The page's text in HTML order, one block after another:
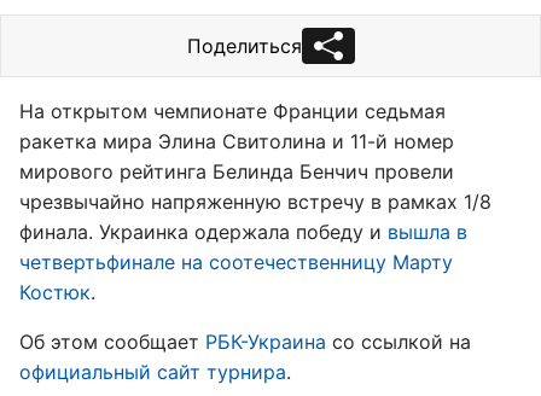
Поделиться
На открытом чемпионате Франции седьмая
ракетка мира Элина Свитолина и 11-й номер
мирового рейтинга Белинда Бенчич провели
чрезвычайно напряженную встречу в рамках 1/8
финала. Украинка одержала победу и вышла в
четвертьфинале на соотечественницу Марту
Костюк.
Об этом сообщает РБК-Украина со ссылкой на
официальный сайт турнира.